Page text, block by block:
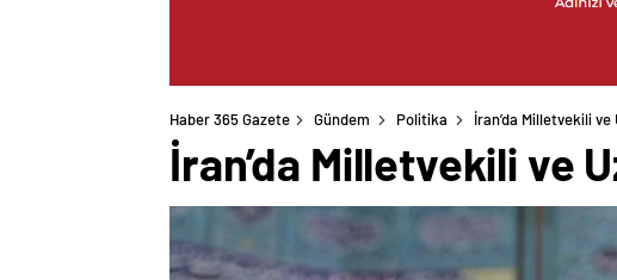
Haber 365 Gazete Gündem Politika İran’da Milletvekili
İran’da Milletvekili ve